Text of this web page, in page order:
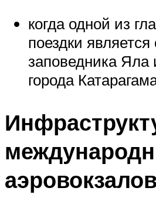
когда одной из
поездки
заповедника Яла
города
аэровокзалов